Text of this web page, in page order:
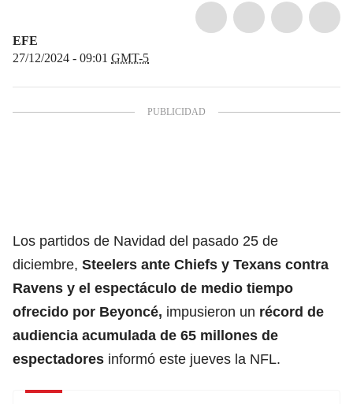
EFE
27/12/2024 - 09:01 GMT-5
Los partidos de Navidad del pasado 25 de
diciembre, Steelers ante Chiefs y Texans contra
Ravens y el espectáculo de medio tiempo
ofrecido por Beyoncé, impusieron un récord de
audiencia acumulada de 65 millones de
espectadores informó este jueves la NFL.